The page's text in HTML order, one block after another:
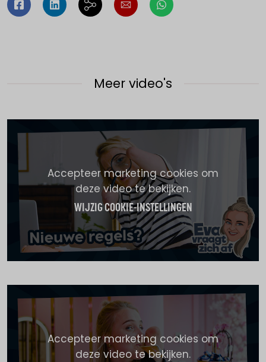
Meer video's
Accepteer marketing cookies om
deze video te bekijken.
WIJZIG COOKIE-INSTELLINGEN
Accepteer marketing cookies om
deze video te bekijken.